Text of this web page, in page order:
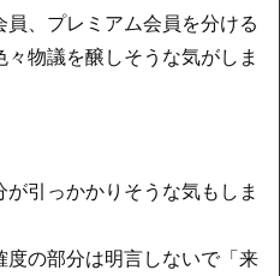
、プレミアム会員を分ける
物議を醸しそうな気がしま
引っかかりそうな気もしま
の部分は明言しないで「来